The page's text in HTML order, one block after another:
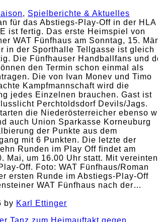
, Spielberichte & Aktuelles
für das Abstiegs-Play-Off in der HLA
ist fertig. Das erste Heimspiel von
WAT Fünfhaus am Sonntag, 15.
in der Sporthalle Tellgasse ist gleich
Die Fünfhauser Handballfans und
den Termin schon einmal als
Die von Ivan Monev und Timo
Kampfmannschaft wird die
jedes Einzelnen brauchen. Gast ist
Perchtoldsdorf Devils/Jags.
die Niederösterreicher ebenso
auch Union Sparkasse Korneuburg
der Punkte aus dem
mit 6 Punkten. Die letzte der
Runden im Play Off findet am
Mai, um 16.00 Uhr statt. Mit vereinten
Off. Foto: WAT Fünfhaus/Roman
ersten Runde im Abstiegs-Play-Off
WAT Fünfhaus nach der…
by Karl Ettinger